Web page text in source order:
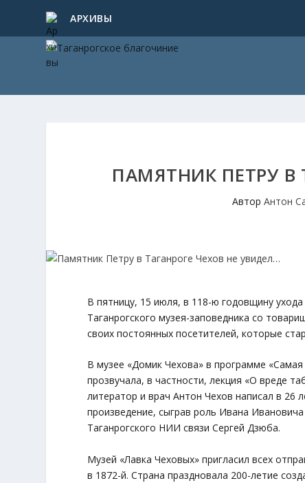
АРХИВЫ
ПАМЯТНИК ПЕТРУ В
Автор Антон
В пятницу, 15 июля, в 118-ю годовщину
Таганрогского музея-заповедника со
своих постоянных посетителей, которые
В музее «Домик Чехова» в программе
прозвучала, в частности, лекция «О вреде
литератор и врач Антон Чехов написал в 26
произведение, сыграв роль Ивана
Таганрогского НИИ связи Сергей Дзюба.
Музей «Лавка Чеховых» пригласил всех
в 1872-й. Страна праздновала 200-летие